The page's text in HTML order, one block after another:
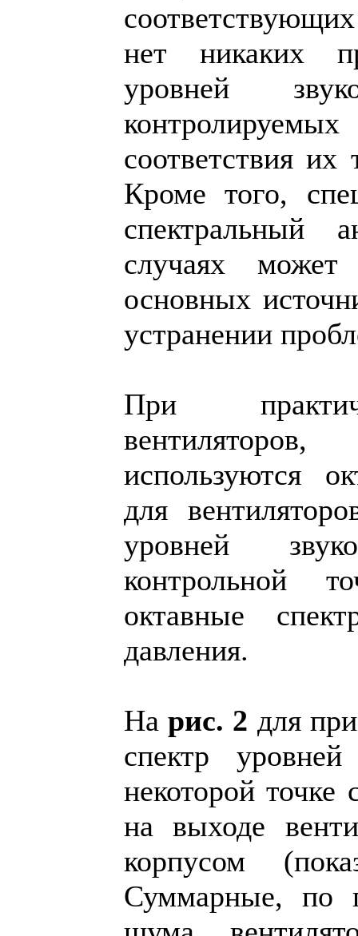
нет никаких
уровней
соответствия их
Кроме того,
спектральный
случаях
основных
устранении
При
используются
для
уровней
контрольной
октавные
давления.
Нарис. 2 для
спектр
некоторой точке
на выходе
корпусом
Суммарные, по